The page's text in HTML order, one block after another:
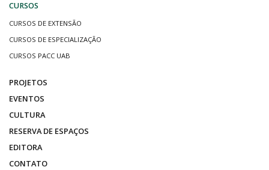
CURSOS
CURSOS DE EXTENSÃO
CURSOS DE ESPECIALIZAÇÃO
CURSOS PACC UAB
PROJETOS
EVENTOS
CULTURA
RESERVA DE ESPAÇOS
EDITORA
CONTATO